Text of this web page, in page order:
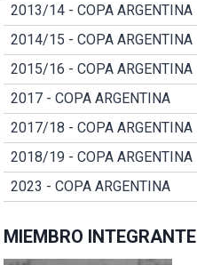
2013/14 - COPA ARGENTINA
2014/15 - COPA ARGENTINA
2015/16 - COPA ARGENTINA
2017 - COPA ARGENTINA
2017/18 - COPA ARGENTINA
2018/19 - COPA ARGENTINA
2023 - COPA ARGENTINA
MIEMBRO INTEGRANTE